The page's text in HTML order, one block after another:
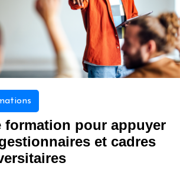
formation pour appuyer
et cadres